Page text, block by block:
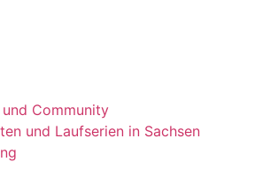
Community
und Laufserien in Sachsen